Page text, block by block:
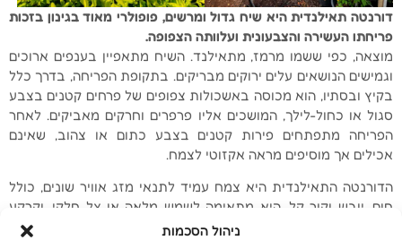
ניהול הסכמות
דורנטה תאילנדית היא שיח גדול ומרשים, פופולרי מאוד בגינון בזכות
פריחתו העשירה והצבעונית ועלוותה הצפופה.
מוצאה, כפי ששמו מרמז, מתאילנד. השיח מתאפיין בענפים ארוכים
וגמישים הנושאים עלים ירוקים מבריקים. בתקופת הפריחה, בדרך כלל
בקיץ ובסתיו, הוא מכוסה באשכולות צפופים של פרחים קטנים בצבע
סגול או כחול-לילך, המושכים אליו פרפרים וחרקים מאביקים. לאחר
הפריחה מתפתחים פירות קטנים בצבע כתום או צהוב, שאינם
אכילים אך מוסיפים מראה אקזוטי לצמח.
הדורנטה התאילנדית היא צמח עמיד לתנאי מזג אוויר שונים, כולל
חום, יובש וקור קל. היא מתאימה לשמש מלאה או צל חלקי, וקרקע
עשירה ומנוקזת היטב. בזכות קצב הצמיחה המהיר שלה והעלווה